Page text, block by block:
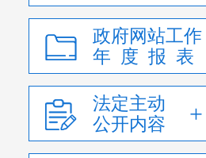
政府网站工作
年 度 报 表
法定主动
公开内容